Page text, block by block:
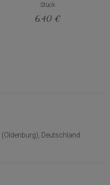
Stück
6,40 €
Deutschland